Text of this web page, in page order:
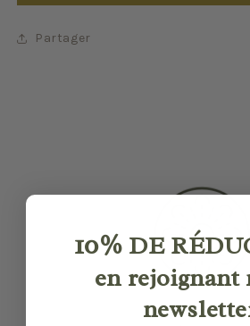
Partager
10% DE
en rejoignant